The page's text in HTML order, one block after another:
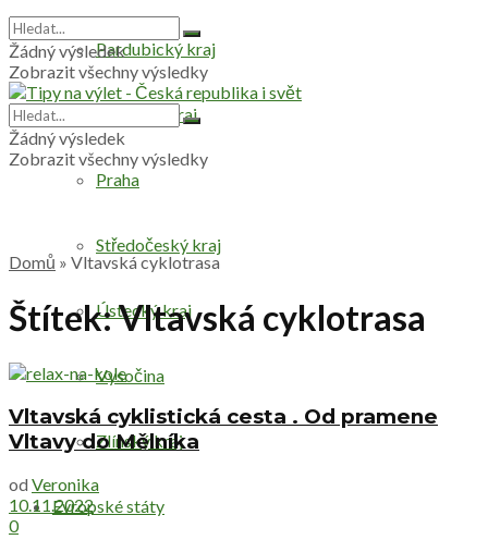
Pardubický kraj
Plzeňský kraj
Praha
Středočeský kraj
Ústecký kraj
Vysočina
Zlínský kraj
Evropské státy
Žádný výsledek
Zobrazit všechny výsledky
Žádný výsledek
Zobrazit všechny výsledky
Domů » Vltavská cyklotrasa
Štítek:Vltavská cyklotrasa
Vltavská cyklistická cesta . Od pramene
Vltavy do Mělníka
od Veronika
10.11.2022
0